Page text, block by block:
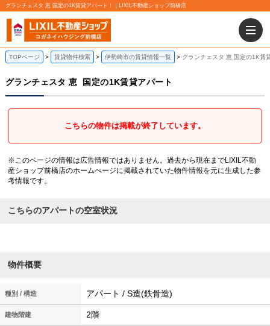
グランチェスタ 恵 国定の1K賃貸アパート！｜LIXIL不動産ショップ前橋店
TOPページ 賃貸物件検索 伊勢崎市の賃貸情報一覧 グランチェスタ 恵 国定の1K賃
グランチェスタ 恵 国定の1K賃貸アパート
こちらの物件は掲載が終了しています。
※このページの情報は広告情報ではありません。過去から現在までLIXIL不動
産ショップ前橋店のホームぺージに掲載されていた物件情報を元に生成した参
考情報です。
こちらのアパートの空室状況
物件概要
種別 / 構造 アパート / S造(鉄骨造)
建物階建 2階